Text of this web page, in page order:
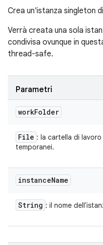
Crea un'istanza singleton di
Verrà creata una sola
condivisa ovunque in
thread-safe.
Parametri
workFolder
File : la cartella di
temporanei.
instanceName
String : il nome